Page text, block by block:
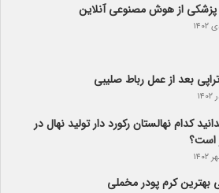
از هوش مصنوعی آنلاین
بعد از عمل رباط صلیبی
کدام نهالستان رکورد دار تولید نهال­ در
است؟
بهترین کرم پودر مخملی